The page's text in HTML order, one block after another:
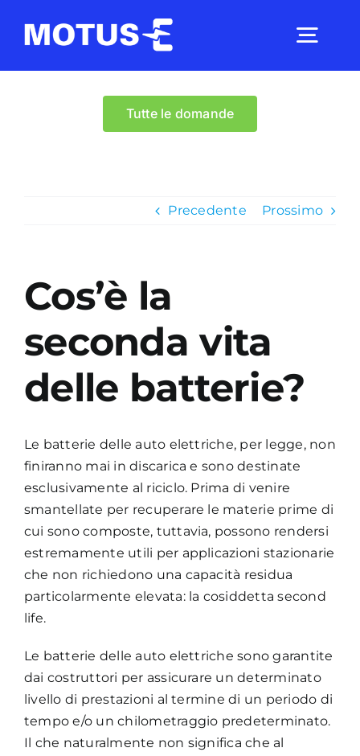
Chi Siamo
Utilità
Comunicati Stampa
Academy
Tutte le domande
Precedente Prossimo
Cos’è la
seconda vita
delle batterie?
Le batterie delle auto elettriche, per legge, non
finiranno mai in discarica e sono destinate
esclusivamente al riciclo. Prima di venire
smantellate per recuperare le materie prime di
cui sono composte, tuttavia, possono rendersi
estremamente utili per applicazioni stazionarie
che non richiedono una capacità residua
particolarmente elevata: la cosiddetta second
life.
Le batterie delle auto elettriche sono garantite
dai costruttori per assicurare un determinato
livello di prestazioni al termine di un periodo di
tempo e/o un chilometraggio predeterminato.
Il che naturalmente non significa che al